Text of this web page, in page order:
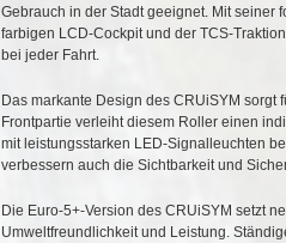
Gebrauch in der Stadt geeignet. Mit seiner
farbigen LCD-Cockpit und der TCS-
bei jeder Fahrt.
Das markante Design des CRUiSYM sorgt
Frontpartie verleiht diesem Roller einen
mit leistungsstarken LED-Signalleuchten
verbessern auch die Sichtbarkeit und
Die Euro-5+-Version des CRUiSYM setzt
Umweltfreundlichkeit und Leistung.